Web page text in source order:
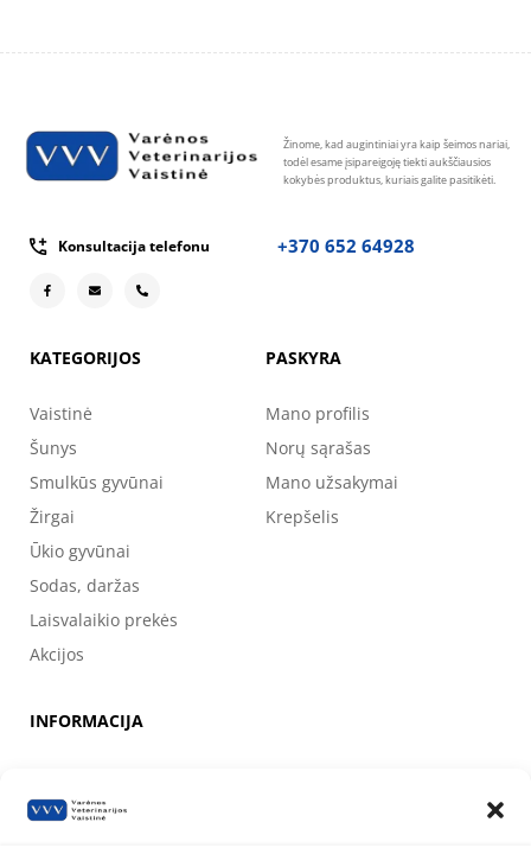
Žinome, kad augintiniai yra kaip šeimos nariai,
todėl esame įsipareigoję tiekti aukščiausios
kokybės produktus, kuriais galite pasitikėti.
Konsultacija telefonu +370 652 64928
KATEGORIJOS
Vaistinė
Šunys
Smulkūs gyvūnai
Žirgai
Ūkio gyvūnai
Sodas, daržas
Laisvalaikio prekės
Akcijos
PASKYRA
Mano profilis
Norų sąrašas
Mano užsakymai
Krepšelis
INFORMACIJA
Kontaktai